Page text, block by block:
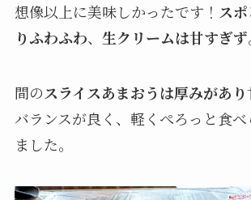
想像以上に美味しかったです！ ス
りふわふわ、 生クリームは甘すぎず
間のスライスあまおうは厚みがあり
バランスが良く、軽くぺろっと食
ました。